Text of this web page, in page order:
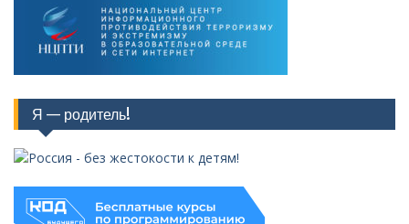
Я — родитель!